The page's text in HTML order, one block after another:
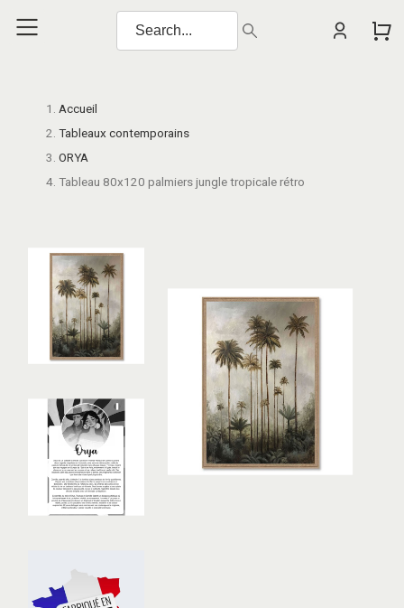
Accueil
Tableaux contemporains
ORYA
Tableau 80x120 palmiers jungle tropicale rétro